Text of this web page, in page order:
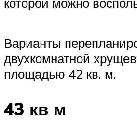
Варианты
двухкомнатной
площадью 42 кв. м.
43 кв м